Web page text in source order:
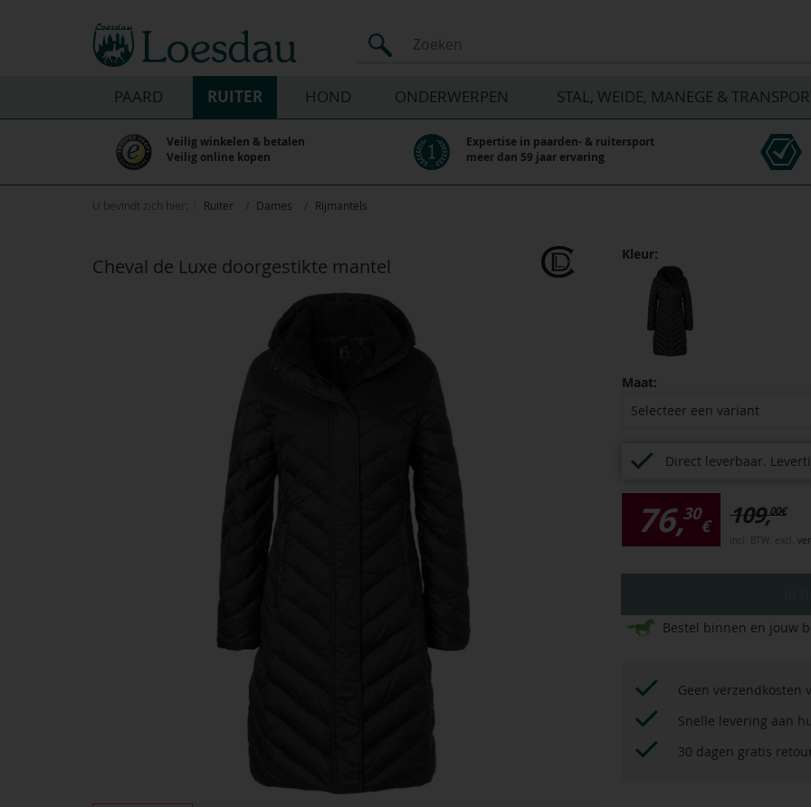
PAARD RUITER HOND ONDERWERPEN STAL, WEIDE, MANEGE &
Veilig winkelen & betalen
Veilig online kopen
Expertise in paarden- & ruitersport
meer dan 59 jaar ervaring
U bevindt zich hier: Ruiter Dames Rijmantels
Cheval de Luxe doorgestikte mantel
Kleur:
Maat:
Selecteer een variant
Direct leverbaar.
76,30
€ 109,00€
incl. BTW. excl.
Bestel binnen en jouw
Geen verzendkosten
Snelle levering aan
30 dagen gratis